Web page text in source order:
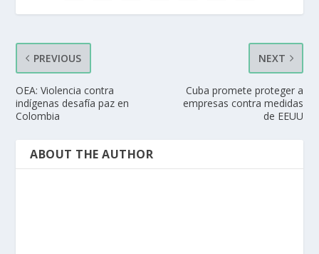
PREVIOUS
OEA: Violencia contra
indígenas desafía paz en
Colombia
NEXT
Cuba promete proteger a
empresas contra medidas
de EEUU
ABOUT THE AUTHOR